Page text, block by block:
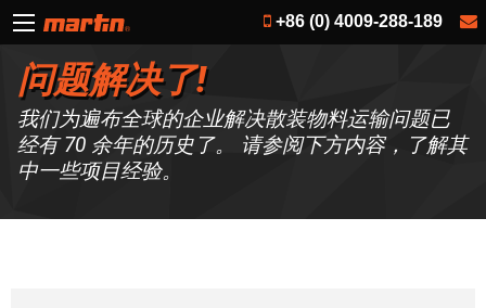
+86 (0) 4009-288-189
问题解决了!
我们为遍布全球的企业解决散装物料运输问题已
经有 70 余年的历史了。 请参阅下方内容，了解其
中一些项目经验。